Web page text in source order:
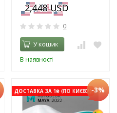
0
У кошик
В наявності
ДОСТАВКА ЗА 1₴ (ПО КИЄВУ)-3%